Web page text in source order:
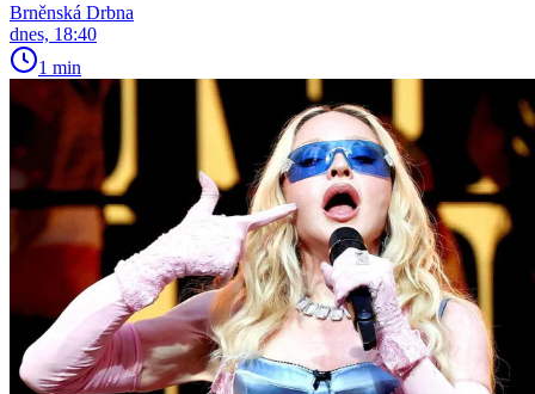
Brněnská Drbna
dnes, 18:40
1 min